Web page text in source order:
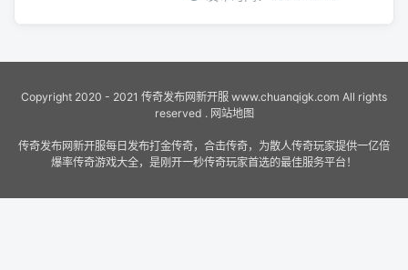
Copyright 2020 - 2021 传奇发布网新开服 www.chuanqigk.com All rights
reserved . 网站地图
传奇发布网新开服每日发布打金传奇，合击传奇，为散人传奇玩家提供一亿倍
爆率传奇游戏大全，是刚开一秒传奇玩家首选的最佳服务平台！